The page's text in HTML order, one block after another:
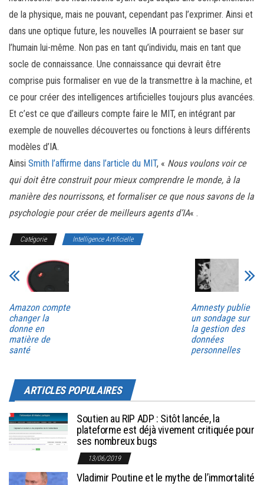
de la physique, mais ne pouvant, cependant pas l’exprimer. Ainsi et
dans une optique future, les nouvelles IA pourraient se baser sur
l’humain lui-même. Non pas en tant qu’individu, mais en tant que
socle de connaissance. Une connaissance qui devrait être
comprise puis formaliser en vue de la transmettre à la machine, et
ce pour créer des intelligences artificielles toujours plus avancées.
Et c’est ce que d’ailleurs compte faire le MIT, en intégrant par
exemple de nouvelles découvertes ou fonctions à leurs différents
modèles d’IA.
Ainsi Smith l’affirme dans l’article du MIT, « Nous voulons voir ce
qui doit être construit pour mieux comprendre le monde, à la
manière des nourrissons, et formaliser ce que nous savons de la
psychologie pour créer de meilleurs agents d’IA« .
Catégorie Intelligence Artificielle
Amazon compte
changer la
donne en
matière de
santé
Amnesty publie
un sondage sur
la gestion des
données
personnelles
ARTICLES POPULAIRES
Soutien au RIP ADP : Sitôt lancée, la
plateforme est déjà vivement critiquée pour
ses nombreux bugs
13/06/2019
Vladimir Poutine et le mythe de l’immortalité